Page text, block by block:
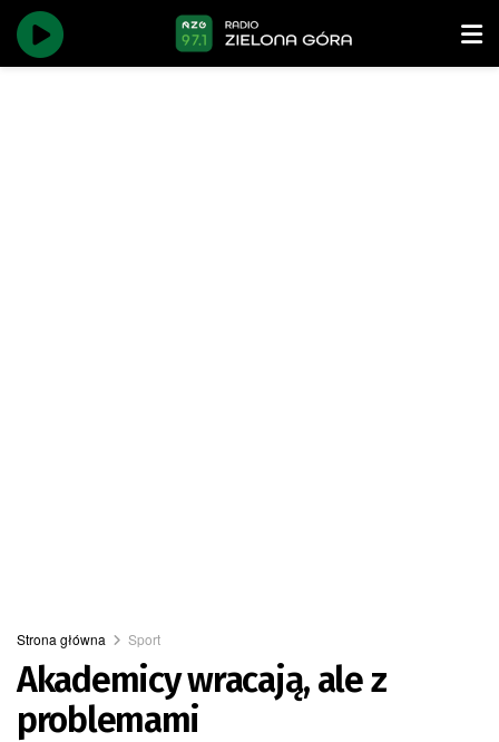
Strona główna Sport
Akademicy wracają, ale z
problemami